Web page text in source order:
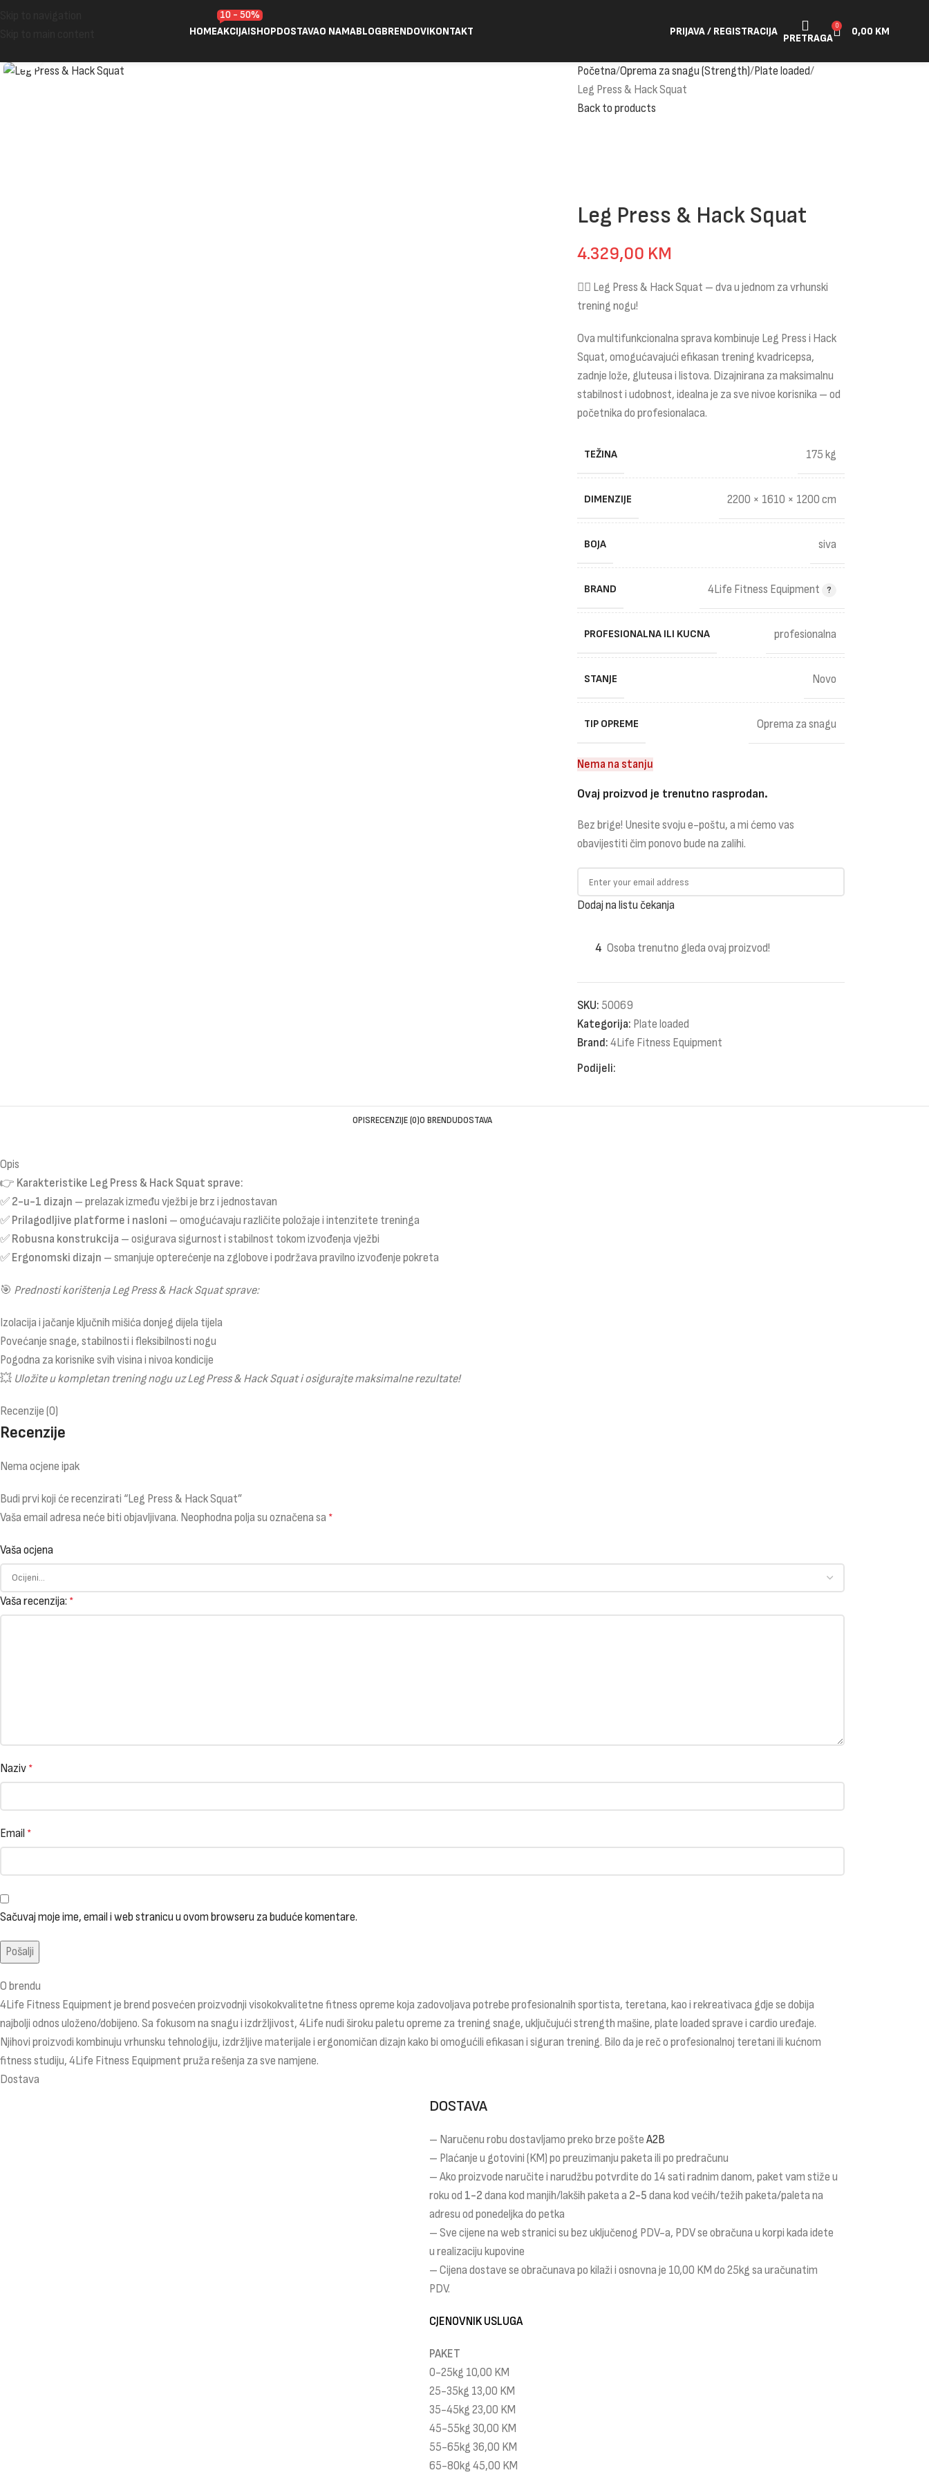
HOMEAKCIJA!
10 - 50%
SHOPDOSTAVAO NAMABLOGBRENDOVIKONTAKT PRIJAVA / REGISTRACIJA
PRETRAGA
0 0,00 KM
Početna Oprema za snagu (Strength) Plate loaded
Leg Press & Hack Squat
Back to products
Leg Press & Hack Squat
4.329,00 KM
🏋️‍♂️ Leg Press & Hack Squat – dva u jednom za vrhunski
trening nogu!
Ova multifunkcionalna sprava kombinuje Leg Press i Hack
Squat, omogućavajući efikasan trening kvadricepsa,
zadnje lože, gluteusa i listova. Dizajnirana za maksimalnu
stabilnost i udobnost, idealna je za sve nivoe korisnika – od
početnika do profesionalaca.
TEŽINA 175 kg
DIMENZIJE 2200 × 1610 × 1200 cm
BOJA siva
BRAND 4Life Fitness Equipment
PROFESIONALNA ILI KUCNA profesionalna
STANJE Novo
TIP OPREME Oprema za snagu
Nema na stanju
Ovaj proizvod je trenutno rasprodan.
Bez brige! Unesite svoju e-poštu, a mi ćemo vas
obavijestiti čim ponovo bude na zalihi.
Dodaj na listu čekanja
4 Osoba trenutno gleda ovaj proizvod!
SKU: 50069
Kategorija: Plate loaded
Brand: 4Life Fitness Equipment
Podijeli:
OPISRECENZIJE (0)O BRENDUDOSTAVA
Opis
👉 Karakteristike Leg Press & Hack Squat sprave:
✅ 2-u-1 dizajn – prelazak između vježbi je brz i jednostavan
✅ Prilagodljive platforme i nasloni – omogućavaju različite položaje i intenzitete treninga
✅ Robusna konstrukcija – osigurava sigurnost i stabilnost tokom izvođenja vježbi
✅ Ergonomski dizajn – smanjuje opterećenje na zglobove i podržava pravilno izvođenje pokreta
🎯 Prednosti korištenja Leg Press & Hack Squat sprave:
Izolacija i jačanje ključnih mišića donjeg dijela tijela
Povećanje snage, stabilnosti i fleksibilnosti nogu
Pogodna za korisnike svih visina i nivoa kondicije
💥 Uložite u kompletan trening nogu uz Leg Press & Hack Squat i osigurajte maksimalne rezultate!
Recenzije (0)
Recenzije
Nema ocjene ipak
Budi prvi koji će recenzirati “Leg Press & Hack Squat”
Vaša email adresa neće biti objavljivana. Neophodna polja su označena sa *
Vaša ocjena
Vaša recenzija: *
Naziv *
Email *
Sačuvaj moje ime, email i web stranicu u ovom browseru za buduće komentare.
O brendu
4Life Fitness Equipment je brend posvećen proizvodnji visokokvalitetne fitness opreme koja zadovoljava potrebe profesionalnih sportista, teretana, kao i rekreativaca gdje se dobija
najbolji odnos uloženo/dobijeno. Sa fokusom na snagu i izdržljivost, 4Life nudi široku paletu opreme za trening snage, uključujući strength mašine, plate loaded sprave i cardio uređaje.
Njihovi proizvodi kombinuju vrhunsku tehnologiju, izdržljive materijale i ergonomičan dizajn kako bi omogućili efikasan i siguran trening. Bilo da je reč o profesionalnoj teretani ili kućnom
fitness studiju, 4Life Fitness Equipment pruža rešenja za sve namjene.
Dostava
DOSTAVA
– Naručenu robu dostavljamo preko brze pošte A2B
– Plaćanje u gotovini (KM) po preuzimanju paketa ili po predračunu
– Ako proizvode naručite i narudžbu potvrdite do 14 sati radnim danom, paket vam stiže u
roku od 1-2 dana kod manjih/lakših paketa a 2-5 dana kod većih/težih paketa/paleta na
adresu od ponedeljka do petka
– Sve cijene na web stranici su bez uključenog PDV-a, PDV se obračuna u korpi kada idete
u realizaciju kupovine
– Cijena dostave se obračunava po kilaži i osnovna je 10,00 KM do 25kg sa uračunatim
PDV.
CJENOVNIK USLUGA
PAKET
0-25kg 10,00 KM
25-35kg 13,00 KM
35-45kg 23,00 KM
45-55kg 30,00 KM
55-65kg 36,00 KM
65-80kg 45,00 KM